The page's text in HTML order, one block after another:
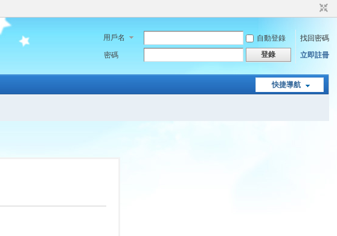
用戶名 自動登錄
找回密碼
密碼
登錄 立即註冊
快捷導航